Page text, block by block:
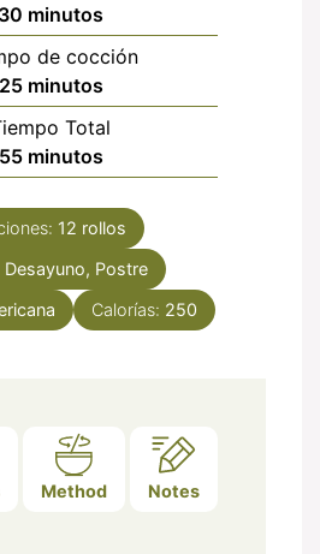
30 minutos
minutos
de cocción
25minutos
minutos
Total
55minutos
minutos
12 rollos
Desayuno, Postre
Calorías: 250
Method Notes